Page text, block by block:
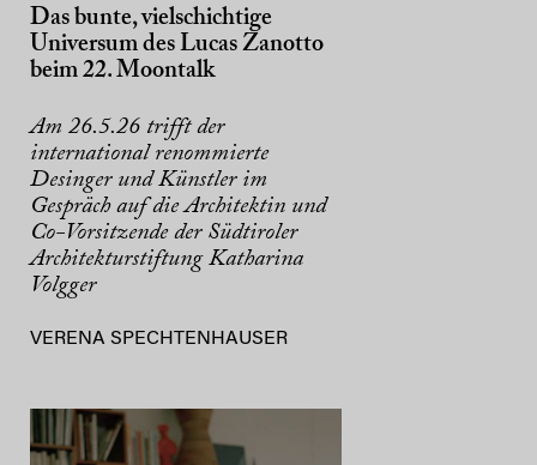
Das bunte, vielschichtige
Universum des Lucas Zanotto
beim 22. Moontalk
Am 26.5.26 trifft der
international renommierte
Desinger und Künstler im
Gespräch auf die Architektin und
Co-Vorsitzende der Südtiroler
Architekturstiftung Katharina
Volgger
VERENA SPECHTENHAUSER